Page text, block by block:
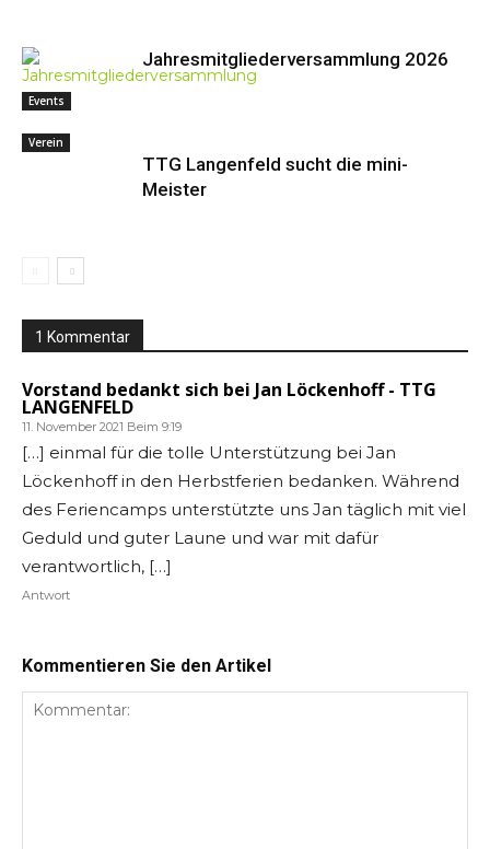
Events
Jahresmitgliederversammlung 2026
Verein
TTG Langenfeld sucht die mini-
Meister
1 Kommentar
Vorstand bedankt sich bei Jan Löckenhoff - TTG
LANGENFELD
11. November 2021 Beim 9:19
[…] einmal für die tolle Unterstützung bei Jan
Löckenhoff in den Herbstferien bedanken. Während
des Feriencamps unterstützte uns Jan täglich mit viel
Geduld und guter Laune und war mit dafür
verantwortlich, […]
Antwort
Kommentieren Sie den Artikel